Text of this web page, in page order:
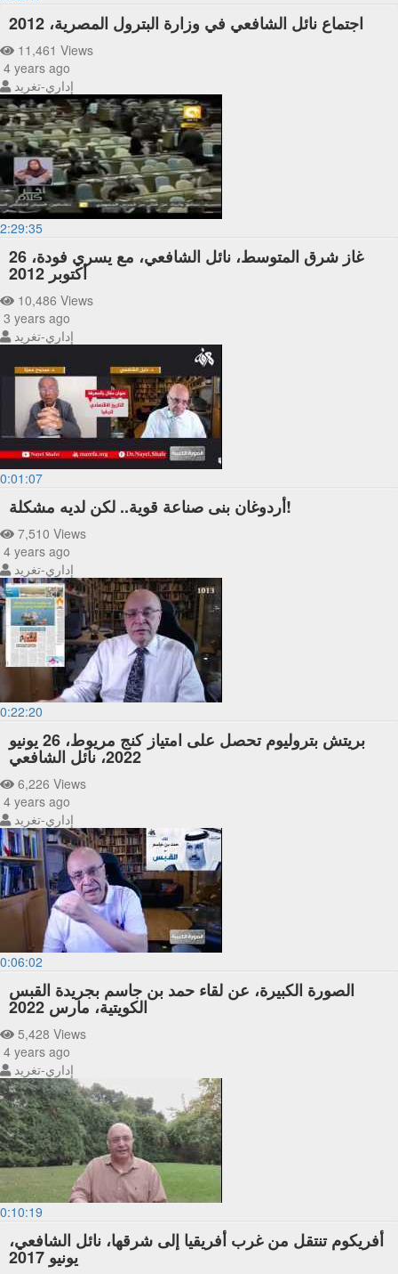
اجتماع نائل الشافعي في وزارة البترول المصرية، 2012
11,461 Views
4 years ago
إداري-تغريد
2:29:35
غاز شرق المتوسط، نائل الشافعي، مع يسري فودة، 26
أكتوبر 2012
10,486 Views
3 years ago
إداري-تغريد
0:01:07
أردوغان بنى صناعة قوية.. لكن لديه مشكلة!
7,510 Views
4 years ago
إداري-تغريد
0:22:20
بريتش بتروليوم تحصل على امتياز كنج مريوط، 26 يونيو
2022، نائل الشافعي
6,226 Views
4 years ago
إداري-تغريد
0:06:02
الصورة الكبيرة، عن لقاء حمد بن جاسم بجريدة القبس
الكويتية، مارس 2022
5,428 Views
4 years ago
إداري-تغريد
0:10:19
أفريكوم تنتقل من غرب أفريقيا إلى شرقها، نائل الشافعي،
يونيو 2017